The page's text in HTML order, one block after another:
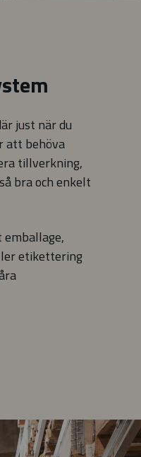
just när du
att behöva
tillverkning,
bra och enkelt
etikettering